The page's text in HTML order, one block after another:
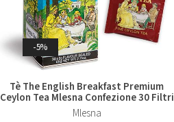
-5%
Tè The English Breakfast Premium
Ceylon Tea Mlesna Confezione 30 Filtri
Mlesna